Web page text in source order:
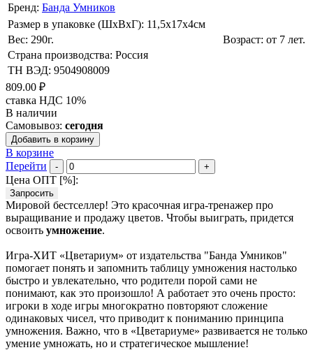
Бренд: Банда Умников
Размер в упаковке (ШхВxГ): 11,5х17х4cм
Вес: 290г.
Возраст: от 7 лет.
Страна производства: Россия
ТН ВЭД: 9504908009
809.00 ₽
ставка НДС 10%
В наличии
Самовывоз: сегодня
Добавить в корзину
В корзине
Перейти
- +
Цена ОПТ [%]:
Запросить
Мировой бестселлер! Это красочная игра-тренажер про
выращивание и продажу цветов. Чтобы выиграть, придется
освоить умножение.
Игра-ХИТ «Цветариум» от издательства "Банда Умников"
помогает понять и запомнить таблицу умножения настолько
быстро и увлекательно, что родители порой сами не
понимают, как это произошло! А работает это очень просто:
игроки в ходе игры многократно повторяют сложение
одинаковых чисел, что приводит к пониманию принципа
умножения. Важно, что в «Цветариуме» развивается не только
умение умножать, но и стратегическое мышление!